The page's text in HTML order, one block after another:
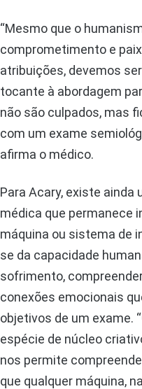
“Mesmo que o
comprometimento e
atribuições, devemos
tocante à abordagem
não são culpados, mas
com um exame
afirma o médico.
Para Acary, existe
médica que permanece
máquina ou sistema de
se da capacidade
sofrimento,
conexões emocionais
objetivos de um exame.
espécie de núcleo
nos permite
que qualquer máquina,